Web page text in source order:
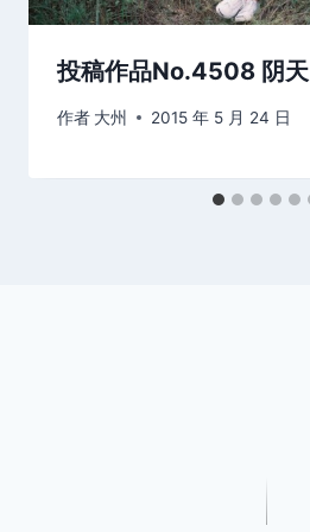
投稿作品No.4508 阴天
作者 大州 2015 年 5 月 24 日